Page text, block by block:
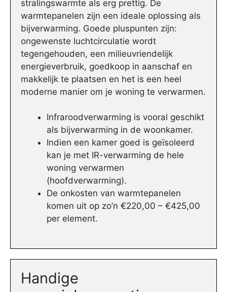
stralingswarmte als erg prettig. De
warmtepanelen zijn een ideale oplossing als
bijverwarming. Goede pluspunten zijn:
ongewenste luchtcirculatie wordt
tegengehouden, een milieuvriendelijk
energieverbruik, goedkoop in aanschaf en
makkelijk te plaatsen en het is een heel
moderne manier om je woning te verwarmen.
Infraroodverwarming is vooral geschikt
als bijverwarming in de woonkamer.
Indien een kamer goed is geïsoleerd
kan je met IR-verwarming de hele
woning verwarmen
(hoofdverwarming).
De onkosten van warmtepanelen
komen uit op zo’n €220,00 – €425,00
per element.
Handige